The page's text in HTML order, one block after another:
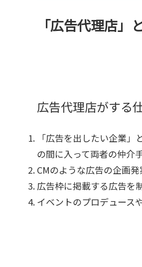
「広告代理店
広告代理店がする
「広告を出したい企業
の間に入って両者の仲介
CMのような広告の企画発
広告枠に掲載する広告を
イベントのプロデュース